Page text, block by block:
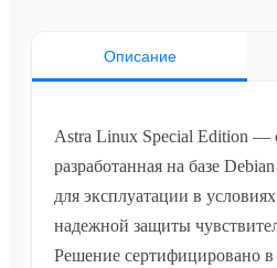
Описание
Astra Linux Special Edition —
разработанная на базе
для эксплуатации в
надежной защиты
Решение сертифицировано в